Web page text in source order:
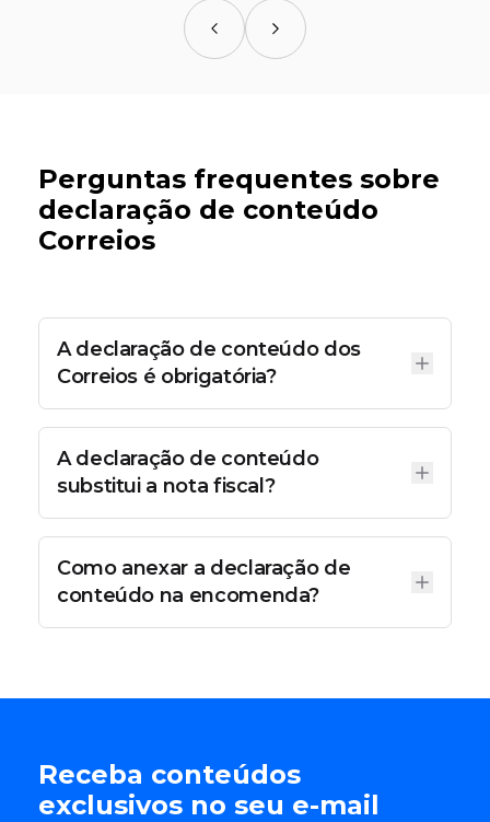
Perguntas frequentes sobre
declaração de conteúdo
Correios
A declaração de conteúdo dos
Correios é obrigatória?
A declaração de conteúdo
substitui a nota fiscal?
Como anexar a declaração de
conteúdo na encomenda?
externo das suas encomendas.É importante que
Receba conteúdos
exclusivos no seu e-mail